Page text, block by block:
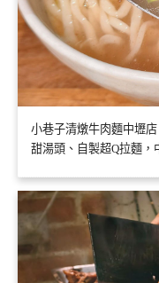
小巷子清燉牛肉麵中壢
甜湯頭、自製超Q拉麵，